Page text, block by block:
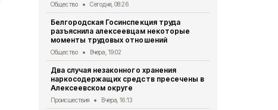
Общество Сегодня, 08:26
Белгородская Госинспекция труда
разъяснила алексеевцам некоторые
моменты трудовых отношений
Общество Вчера, 19:02
Два случая незаконного хранения
наркосодержащих средств пресечены в
Алексеевском округе
Происшествия Вчера, 16:13